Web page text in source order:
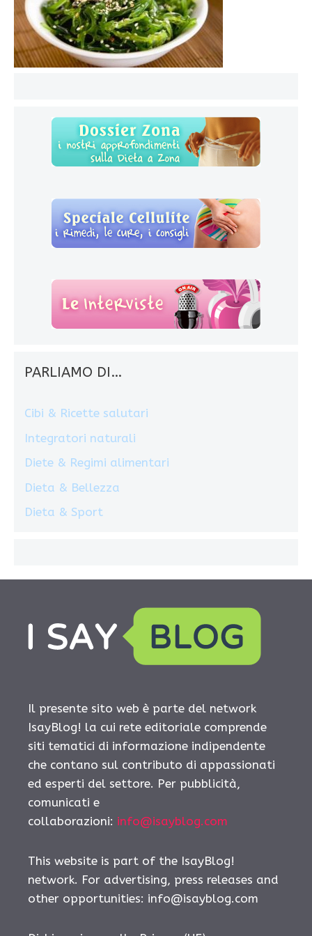
PARLIAMO DI…
Cibi & Ricette salutari
Integratori naturali
Diete & Regimi alimentari
Dieta & Bellezza
Dieta & Sport
Il presente sito web è parte del network
IsayBlog! la cui rete editoriale comprende
siti tematici di informazione indipendente
che contano sul contributo di appassionati
ed esperti del settore. Per pubblicità,
comunicati e
collaborazioni: info@isayblog.com
This website is part of the IsayBlog!
network. For advertising, press releases and
other opportunities: info@isayblog.com